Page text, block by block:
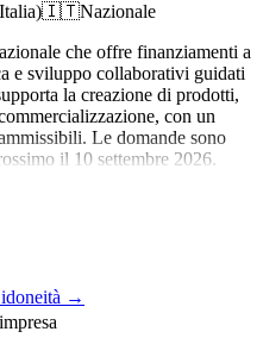
🇮🇹Nazionale
che offre finanziamenti a
e sviluppo collaborativi guidati
la creazione di prodotti,
con un
Le domande sono
il 10 settembre 2026.
→